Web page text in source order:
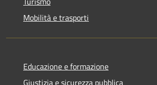
Mobilità e trasporti
Educazione e formazione
Giustizia e sicurezza pubblica